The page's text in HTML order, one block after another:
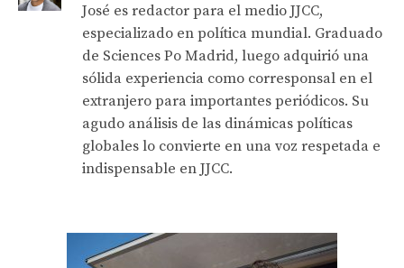
José es redactor para el medio JJCC,
especializado en política mundial. Graduado
de Sciences Po Madrid, luego adquirió una
sólida experiencia como corresponsal en el
extranjero para importantes periódicos. Su
agudo análisis de las dinámicas políticas
globales lo convierte en una voz respetada e
indispensable en JJCC.